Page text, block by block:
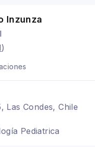
Inzunza
)
Las Condes, Chile
Pediatrica